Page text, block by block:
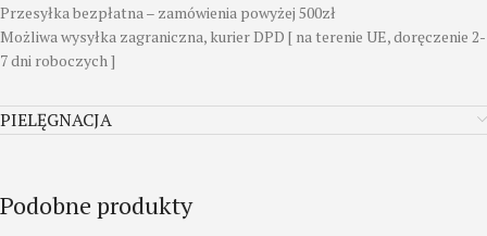
Przesyłka bezpłatna – zamówienia powyżej 500zł
Możliwa wysyłka zagraniczna, kurier DPD [ na terenie UE, doręczenie 2-
7 dni roboczych ]
PIELĘGNACJA
Podobne produkty